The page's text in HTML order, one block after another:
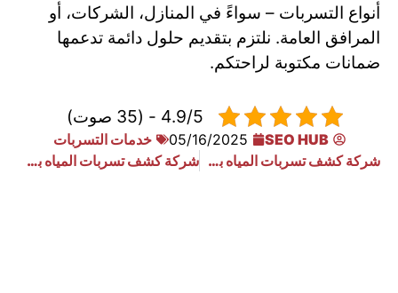
أنواع التسربات – سواءً في المنازل، الشركات، أو
المرافق العامة. نلتزم بتقديم حلول دائمة تدعمها
ضمانات مكتوبة لراحتكم.
4.9/5 - (35 صوت)
SEO HUB
05/16/2025
خدمات التسربات
شركة كشف تسربات المياه بحي العارض
شركة كشف تسربات المياه بحي المروج بالرياض